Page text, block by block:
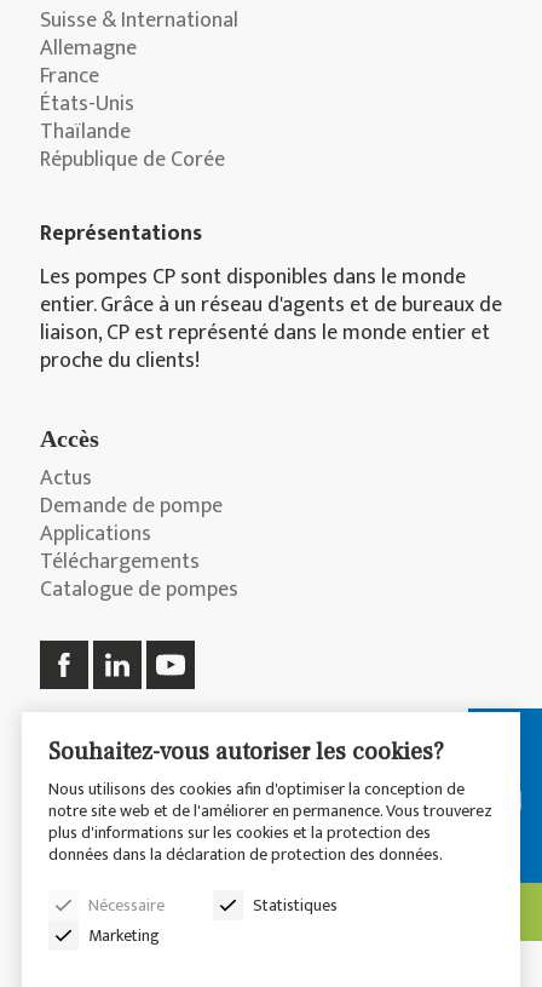
Suisse & International
Allemagne
France
États-Unis
Thaïlande
République de Corée
Représentations
Les pompes CP sont disponibles dans le monde
entier. Grâce à un réseau d'agents et de bureaux de
liaison, CP est représenté dans le monde entier et
proche du clients!
Accès
Actus
Demande de pompe
Applications
Téléchargements
Catalogue de pompes
© 2026 CP Pumpen AG
Déclaration de Confidentialité
Disclaimer
Sitemap
Souhaitez-vous autoriser les cookies?
Nous utilisons des cookies afin d'optimiser la conception de
notre site web et de l'améliorer en permanence. Vous trouverez
plus d'informations sur les cookies et la protection des
données dans la déclaration de protection des données.
Nécessaire
Statistiques
Marketing